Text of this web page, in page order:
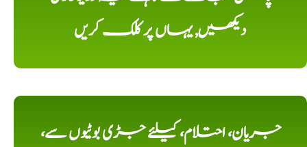
دیکھیں, یہاں پر کلک کریں
جریان، احتلام، کیلئے جڑی بوٹیوں سے،